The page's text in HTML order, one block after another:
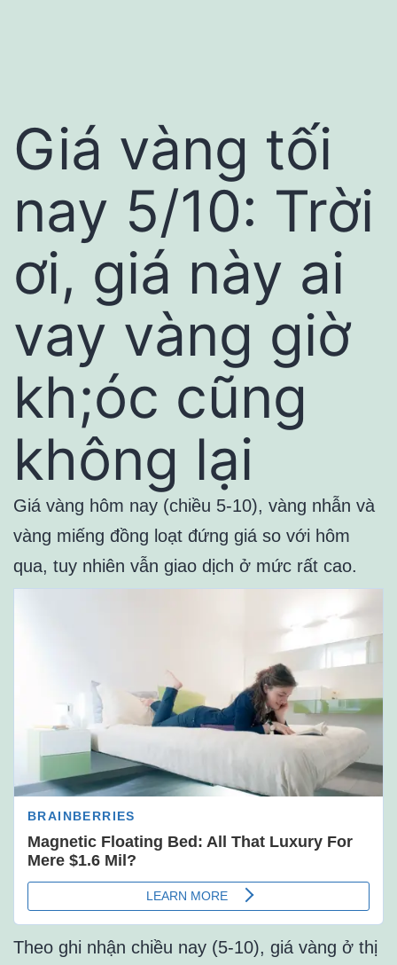
Giá vàng tối
nay 5/10: Trời
ơi, giá này ai
vay vàng giờ
kh;óc cũng
không lại
Giá vàng hôm nay (chiều 5-10), vàng nhẫn và
vàng miếng đồng loạt đứng giá so với hôm
qua, tuy nhiên vẫn giao dịch ở mức rất cao.
Theo ghi nhận chiều nay (5-10), giá vàng ở thị